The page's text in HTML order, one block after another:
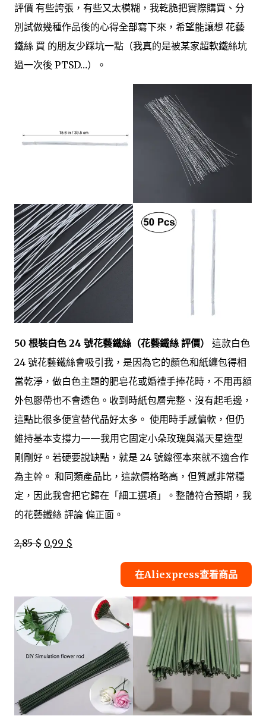
評價 有些誇張，有些又太模糊，我乾脆把實際購買、分
別試做幾種作品後的心得全部寫下來，希望能讓想 花藝
鐵絲 買 的朋友少踩坑一點（我真的是被某家超軟鐵絲坑
過一次後 PTSD…）。
50 根裝白色 24 號花藝鐵絲（花藝鐵絲 評價）
這款白色
24 號花藝鐵絲會吸引我，是因為它的顏色和紙纏包得相
當乾淨，做白色主題的肥皂花或婚禮手捧花時，不用再額
外包膠帶也不會透色。收到時紙包層完整、沒有起毛邊，
這點比很多便宜替代品好太多。 使用時手感偏軟，但仍
維持基本支撐力——我用它固定小朵玫瑰與滿天星造型
剛剛好。若硬要說缺點，就是 24 號線徑本來就不適合作
為主幹。 和同類產品比，這款價格略高，但質感非常穩
定，因此我會把它歸在「細工選項」。整體符合預期，我
的花藝鐵絲 評論 偏正面。
2,85 $ 0,99 $
在Aliexpress查看商品